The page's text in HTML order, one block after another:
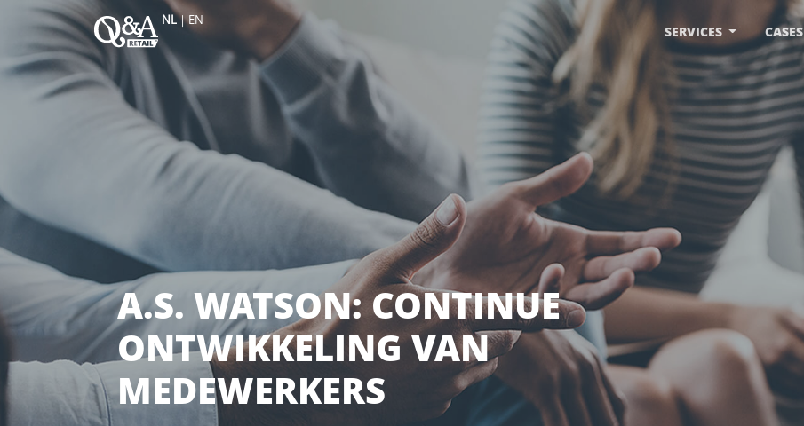
NL|EN
SERVICES CASES
A.S. WATSON: CONTINUE
ONTWIKKELING VAN
MEDEWERKERS